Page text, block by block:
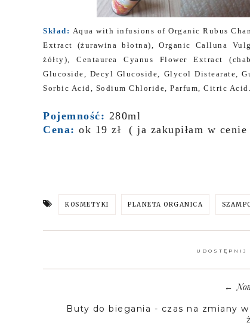
Skład: Aqua with infusions of Organic Rubus
Extract (żurawina błotna), Organic Calluna
żółty), Centaurea Cyanus Flower Extract
Glucoside, Decyl Glucoside, Glycol Distearate,
Sorbic Acid, Sodium Chloride, Parfum, Citric Acid.
Pojemność: 280ml
Cena: ok 19 zł ( ja zakupiłam w cenie
KOSMETYKI PLANETA ORGANICA
←
Buty do biegania - czas na zmiany